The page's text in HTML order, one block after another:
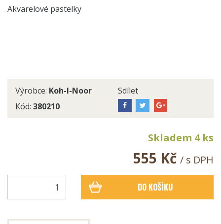
Akvarelové pastelky
Výrobce: Koh-I-Noor
Kód: 380210
Sdílet
Skladem 4 ks
555 Kč / s DPH
DO KOŠÍKU